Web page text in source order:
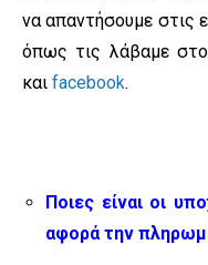
να απαντήσουμε στις
όπως τις λάβαμε
και facebook.
Ποιες είναι οι
αφορά την